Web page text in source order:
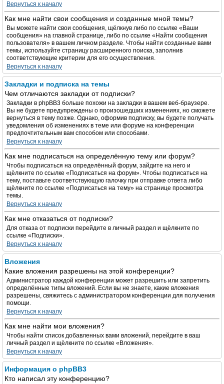
Вернуться к началу
Как мне найти свои сообщения и созданные мной темы?
Вы можете найти свои сообщения, щёлкнув либо по ссылке «Ваши
сообщения» на главной странице, либо по ссылке «Найти сообщения
пользователя» в вашем личном разделе. Чтобы найти созданные вами
темы, используйте страницу расширенного поиска, заполнив
соответствующие критерии для его осуществления.
Вернуться к началу
Закладки и подписка на темы
Чем отличаются закладки от подписки?
Закладки в phpBB3 больше похожи на закладки в вашем веб-браузере.
Вы не будете предупреждены о произошедших изменениях, но сможете
вернуться в тему позже. Однако, оформив подписку, вы будете получать
уведомления об изменениях в теме или форуме на конференции
предпочтительным вам способом или способами.
Вернуться к началу
Как мне подписаться на определённую тему или форум?
Чтобы подписаться на определённый форум, зайдите на него и
щёлкните по ссылке «Подписаться на форум». Чтобы подписаться на
тему, поставьте соответствующую галочку при отправке ответа либо
щёлкните по ссылке «Подписаться на тему» на странице просмотра
темы.
Вернуться к началу
Как мне отказаться от подписки?
Для отказа от подписки перейдите в личный раздел и щёлкните по
ссылке «Подписки».
Вернуться к началу
Вложения
Какие вложения разрешены на этой конференции?
Администратор каждой конференции может разрешить или запретить
определённые типы вложений. Если вы не знаете, какие вложения
разрешены, свяжитесь с администратором конференции для получения
помощи.
Вернуться к началу
Как мне найти мои вложения?
Чтобы найти список добавленных вами вложений, перейдите в ваш
личный раздел и щёлкните по ссылке «Вложения».
Вернуться к началу
Информация о phpBB3
Кто написал эту конференцию?